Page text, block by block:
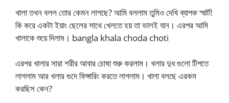
খালা তখন বলল তোর কেমন লাগছে? আমি বললাম তুমিও দেখি ব্যাপক স্মার্ট!
কি করে একটা ইয়াং ছেলের সাথে খেলতে হয় তা ভালই যান। এরপর আমি
খালাকে শুয়ে দিলাম। bangla khala choda choti
এরপর খালার সারা শরীর আবার চোষা শুরু করলাম। খলার দুধ গুলো টিপতে
লাগলাম আর খলার গুদে ফিঙ্গারিং করতে লাগলাম। খালা বলছে এরকম
করছিস কেন?